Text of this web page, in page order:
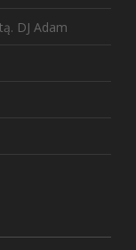
DJ Adam